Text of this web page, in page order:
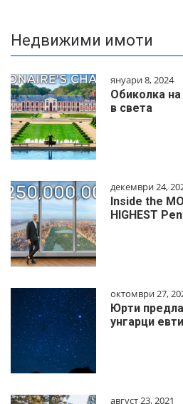
Недвижими имоти
януари 8, 2024
Обиколка
в света
декември 24,
Inside the
HIGHEST
октомври 27,
Юрти
унгарци
август 23, 2021